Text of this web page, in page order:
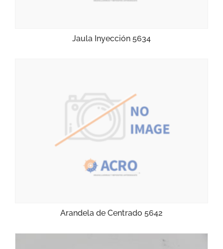
Jaula Inyección 5634
Arandela de Centrado 5642